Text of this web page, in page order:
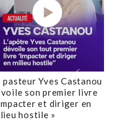
pasteur Yves Castanou
son premier livre
et diriger en
hostile »